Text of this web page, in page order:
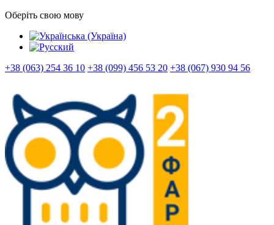
Оберіть свою мову
+38 (063) 254 36 10 +38 (099) 456 53 20 +38 (067) 930 94 56